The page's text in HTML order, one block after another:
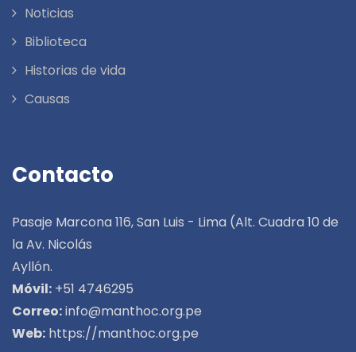
Noticias
Biblioteca
Historias de vida
Causas
Contacto
Pasaje Marcona 116, San Luis - Lima (Alt. Cuadra 10 de
la Av. Nicolás
Ayllón.
Móvil: +51 4746295
Correo:info@manthoc.org.pe
Web: https://manthoc.org.pe